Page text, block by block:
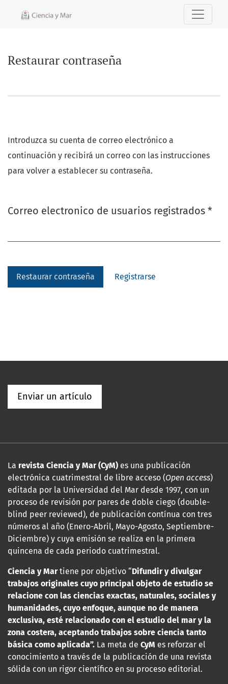
Restaurar contraseña
Introduzca su cuenta de correo electrónico a
continuación y recibirá un correo con las instrucciones
para volver a establecer su contraseña.
Correo electronico de usuarios registrados *
Restaurar contraseña Registrarse
Enviar un artículo
La revista Ciencia y Mar (CyM) es una publicación
electrónica cuatrimestral de libre acceso (Open access)
editada por la Universidad del Mar desde 1997, con un
proceso de revisión por pares de doble ciego (double-
blind peer reviewed), de publicación contínua con tres
números al año (Enero-Abril, Mayo-Agosto, Septiembre-
Diciembre) y cuya emisión se realiza en la primera
quincena de cada periodo cuatrimestral.
Ciencia y Martiene por objetivo “Difundir y divulgar
trabajos originales cuyo principal objeto de estudio se
relacione con las ciencias exactas, naturales, sociales y
humanidades, cuyo enfoque, aunque no de manera
exclusiva, esté relacionado con el estudio del mar y la
zona costera, aceptando trabajos sobre ciencia tanto
básica como aplicada”. La meta de CyM es reforzar el
conocimiento a través de la publicación de una revista
sólida con un rigor científico en su proceso editorial.